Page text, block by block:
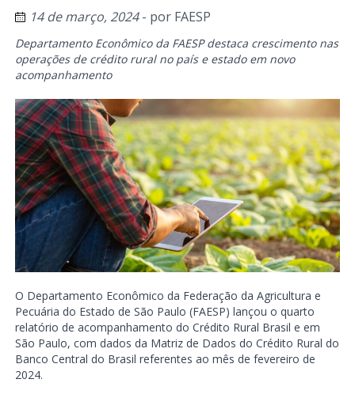
14 de março, 2024- por FAESP
Departamento Econômico da FAESP destaca crescimento nas
operações de crédito rural no país e estado em novo
acompanhamento
O Departamento Econômico da Federação da Agricultura e
Pecuária do Estado de São Paulo (FAESP) lançou o quarto
relatório de acompanhamento do Crédito Rural Brasil e em
São Paulo, com dados da Matriz de Dados do Crédito Rural do
Banco Central do Brasil referentes ao mês de fevereiro de
2024.